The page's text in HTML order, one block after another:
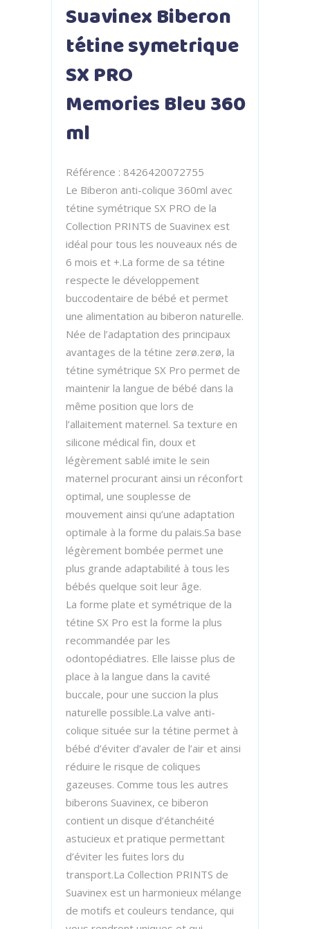
SuavinexBiberon
tétine symetrique
SX PRO
MemoriesBleu360
ml
Référence : 8426420072755
Le Biberon anti-colique 360ml avec
tétine symétrique SX PRO de la
Collection PRINTS de Suavinex est
idéal pour tous les nouveaux nés de
6 mois et +.La forme de sa tétine
respecte le développement
buccodentaire de bébé et permet
une alimentation au biberon naturelle.
Née de l’adaptation des principaux
avantages de la tétine zerø.zerø, la
tétine symétrique SX Pro permet de
maintenir la langue de bébé dans la
même position que lors de
l’allaitement maternel. Sa texture en
silicone médical fin, doux et
légèrement sablé imite le sein
maternel procurant ainsi un réconfort
optimal, une souplesse de
mouvement ainsi qu’une adaptation
optimale à la forme du palais.Sa base
légèrement bombée permet une
plus grande adaptabilité à tous les
bébés quelque soit leur âge.
La forme plate et symétrique de la
tétine SX Pro est la forme la plus
recommandée par les
odontopédiatres. Elle laisse plus de
place à la langue dans la cavité
buccale, pour une succion la plus
naturelle possible.La valve anti-
colique située sur la tétine permet à
bébé d’éviter d’avaler de l’air et ainsi
réduire le risque de coliques
gazeuses. Comme tous les autres
biberons Suavinex, ce biberon
contient un disque d’étanchéité
astucieux et pratique permettant
d’éviter les fuites lors du
transport.La Collection PRINTS de
Suavinex est un harmonieux mélange
de motifs et couleurs tendance, qui